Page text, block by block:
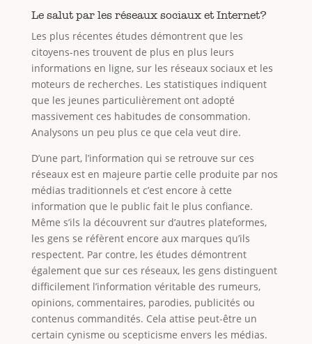
Le salut par les réseaux sociaux et Internet?
Les plus récentes études démontrent que les
citoyens-nes trouvent de plus en plus leurs
informations en ligne, sur les réseaux sociaux et les
moteurs de recherches. Les statistiques indiquent
que les jeunes particulièrement ont adopté
massivement ces habitudes de consommation.
Analysons un peu plus ce que cela veut dire.
D’une part, l’information qui se retrouve sur ces
réseaux est en majeure partie celle produite par nos
médias traditionnels et c’est encore à cette
information que le public fait le plus confiance.
Même s’ils la découvrent sur d’autres plateformes,
les gens se réfèrent encore aux marques qu’ils
respectent. Par contre, les études démontrent
également que sur ces réseaux, les gens distinguent
difficilement l’information véritable des rumeurs,
opinions, commentaires, parodies, publicités ou
contenus commandités. Cela attise peut-être un
certain cynisme ou scepticisme envers les médias.